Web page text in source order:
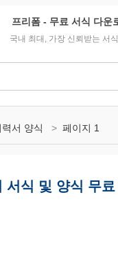
프리폼 - 무료 서식 다운
국내 최대, 가장 신뢰받는 서
서 양식 페이지 1
서식 및 양식 무